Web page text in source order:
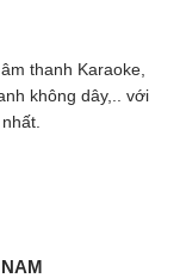
thanh Karaoke,
không dây,.. với